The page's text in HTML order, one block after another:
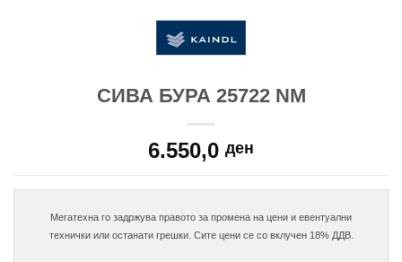
СИВА БУРА 25722 NM
6.550,0 ден
Мегатехна го задржува правото за промена на цени и евентуални